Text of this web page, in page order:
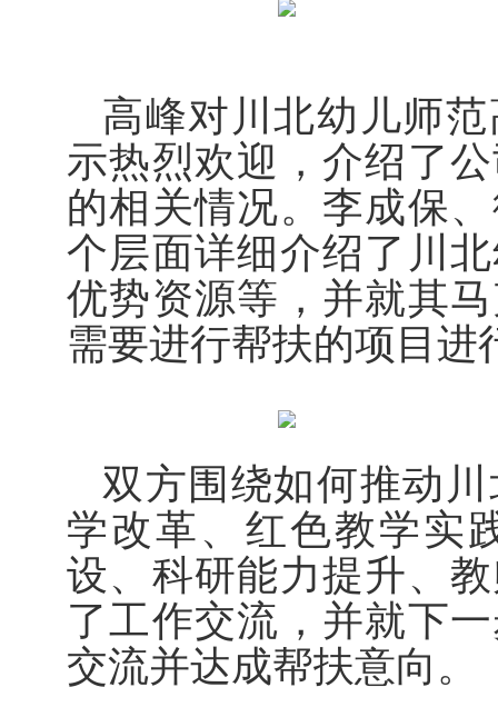
高峰对川北幼儿师
示热烈欢迎，介绍了
的相关情况。李成保
个层面详细介绍了 川
优势资源等 ，并就其马
需要进行帮扶的项目进
双方围绕如何推动
学改革、红色教学实
设、科研能力提升、
了工作交流，并就下
交流并达成帮扶意向。